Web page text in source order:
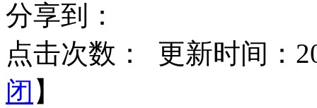
分享到：
点击次数：
更新时间：
闭 】